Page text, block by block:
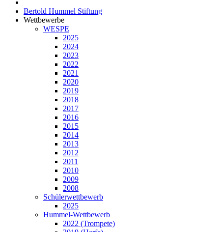
Bertold Hummel Stiftung
Wettbewerbe
WESPE
2025
2024
2023
2022
2021
2020
2019
2018
2017
2016
2015
2014
2013
2012
2011
2010
2009
2008
Schülerwettbewerb
2025
Hummel-Wettbewerb
2022 (Trompete)